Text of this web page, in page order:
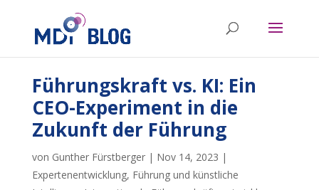
Führungskraft vs. KI: Ein
CEO-Experiment in die
Zukunft der Führung
von Gunther Fürstberger| Nov 14, 2023 |
Expertenentwicklung, Führung und künstliche